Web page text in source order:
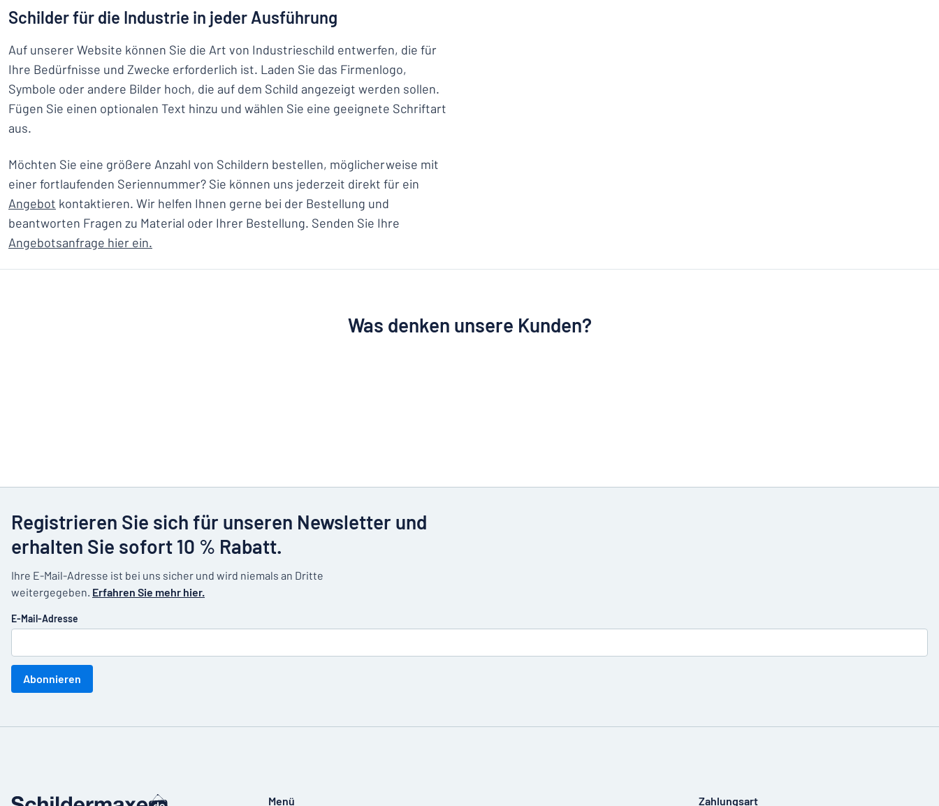
Schilder für die Industrie in jeder Ausführung
Auf unserer Website können Sie die Art von Industrieschild entwerfen, die für
Ihre Bedürfnisse und Zwecke erforderlich ist. Laden Sie das Firmenlogo,
Symbole oder andere Bilder hoch, die auf dem Schild angezeigt werden sollen.
Fügen Sie einen optionalen Text hinzu und wählen Sie eine geeignete Schriftart
aus.
Möchten Sie eine größere Anzahl von Schildern bestellen, möglicherweise mit
einer fortlaufenden Seriennummer? Sie können uns jederzeit direkt für ein
Angebot kontaktieren. Wir helfen Ihnen gerne bei der Bestellung und
beantworten Fragen zu Material oder Ihrer Bestellung. Senden Sie Ihre
Angebotsanfrage hier ein.
Was denken unsere Kunden?
Registrieren Sie sich für unseren Newsletter und
erhalten Sie sofort 10 % Rabatt.
Ihre E-Mail-Adresse ist bei uns sicher und wird niemals an Dritte
weitergegeben. Erfahren Sie mehr hier.
E-Mail-Adresse
Abonnieren
Menü
Zahlungsart